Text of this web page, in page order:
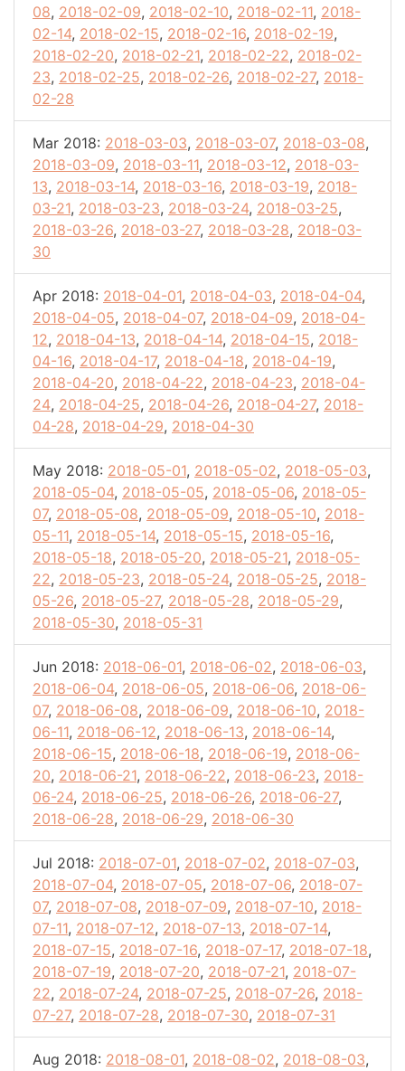
08, 2018-02-09, 2018-02-10, 2018-02-11, 2018-
02-14, 2018-02-15, 2018-02-16, 2018-02-19,
2018-02-20, 2018-02-21, 2018-02-22, 2018-02-
23, 2018-02-25, 2018-02-26, 2018-02-27, 2018-
02-28
Mar 2018: 2018-03-03, 2018-03-07, 2018-03-08,
2018-03-09, 2018-03-11, 2018-03-12, 2018-03-
13, 2018-03-14, 2018-03-16, 2018-03-19, 2018-
03-21, 2018-03-23, 2018-03-24, 2018-03-25,
2018-03-26, 2018-03-27, 2018-03-28, 2018-03-
30
Apr 2018: 2018-04-01, 2018-04-03, 2018-04-04,
2018-04-05, 2018-04-07, 2018-04-09, 2018-04-
12, 2018-04-13, 2018-04-14, 2018-04-15, 2018-
04-16, 2018-04-17, 2018-04-18, 2018-04-19,
2018-04-20, 2018-04-22, 2018-04-23, 2018-04-
24, 2018-04-25, 2018-04-26, 2018-04-27, 2018-
04-28, 2018-04-29, 2018-04-30
May 2018: 2018-05-01, 2018-05-02, 2018-05-03,
2018-05-04, 2018-05-05, 2018-05-06, 2018-05-
07, 2018-05-08, 2018-05-09, 2018-05-10, 2018-
05-11, 2018-05-14, 2018-05-15, 2018-05-16,
2018-05-18, 2018-05-20, 2018-05-21, 2018-05-
22, 2018-05-23, 2018-05-24, 2018-05-25, 2018-
05-26, 2018-05-27, 2018-05-28, 2018-05-29,
2018-05-30, 2018-05-31
Jun 2018: 2018-06-01, 2018-06-02, 2018-06-03,
2018-06-04, 2018-06-05, 2018-06-06, 2018-06-
07, 2018-06-08, 2018-06-09, 2018-06-10, 2018-
06-11, 2018-06-12, 2018-06-13, 2018-06-14,
2018-06-15, 2018-06-18, 2018-06-19, 2018-06-
20, 2018-06-21, 2018-06-22, 2018-06-23, 2018-
06-24, 2018-06-25, 2018-06-26, 2018-06-27,
2018-06-28, 2018-06-29, 2018-06-30
Jul 2018: 2018-07-01, 2018-07-02, 2018-07-03,
2018-07-04, 2018-07-05, 2018-07-06, 2018-07-
07, 2018-07-08, 2018-07-09, 2018-07-10, 2018-
07-11, 2018-07-12, 2018-07-13, 2018-07-14,
2018-07-15, 2018-07-16, 2018-07-17, 2018-07-18,
2018-07-19, 2018-07-20, 2018-07-21, 2018-07-
22, 2018-07-24, 2018-07-25, 2018-07-26, 2018-
07-27, 2018-07-28, 2018-07-30, 2018-07-31
Aug 2018: 2018-08-01, 2018-08-02, 2018-08-03,